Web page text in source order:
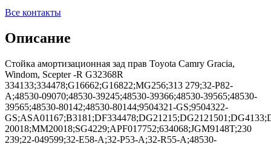
Все контакты
Описание
Стойка амортизационная зад прав Toyota Camry Gracia,
Windom, Scepter -R G32368R
334133;334478;G16662;G16822;MG256;313 279;32-P82-
A;48530-09070;48530-39245;48530-39366;48530-39565;48530-
39565;48530-80142;48530-80144;9504321-GS;9504322-
20018;MM20018;SG4229;АPF017752;634068;JGM9148T;230
239;22-049599;32-E58-A;32-P53-A;32-R55-A;48530-